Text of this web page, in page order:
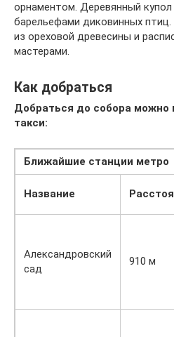
орнаментом. Деревянный
барельефами диковинных
из ореховой древесины и
мастерами.
Как добраться
Добраться до собора можно
такси:
Ближайшие станции метро
Название
Александровский
сад
910 м